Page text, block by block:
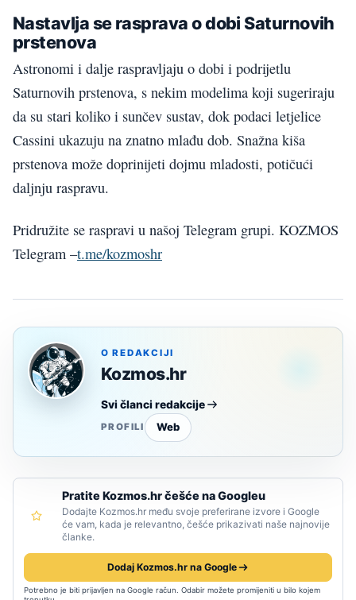
Nastavlja se rasprava o dobi Saturnovih
prstenova
Astronomi i dalje raspravljaju o dobi i podrijetlu
Saturnovih prstenova, s nekim modelima koji sugeriraju
da su stari koliko i sunčev sustav, dok podaci letjelice
Cassini ukazuju na znatno mlađu dob. Snažna kiša
prstenova može doprinijeti dojmu mladosti, potičući
daljnju raspravu.
Pridružite se raspravi u našoj Telegram grupi. KOZMOS
Telegram –t.me/kozmoshr
O REDAKCIJI
Kozmos.hr
Svi članci redakcije
PROFILI Web
Pratite Kozmos.hr češće na Googleu
Dodajte Kozmos.hr među svoje preferirane izvore i Google
će vam, kada je relevantno, češće prikazivati naše najnovije
članke.
Dodaj Kozmos.hr na Google
Potrebno je biti prijavljen na Google račun. Odabir možete promijeniti u bilo kojem